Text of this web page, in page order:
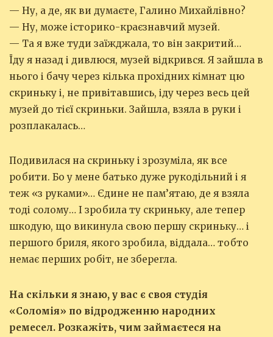
— Ну, а де, як ви думаєте, Галино Михайлівно?
— Ну, може історико-краєзнавчий музей.
— Та я вже туди заїжджала, то він закритий…
Їду я назад і дивлюся, музей відкрився. Я зайшла в
нього і бачу через кілька прохідних кімнат цю
скриньку і, не привітавшись, іду через весь цей
музей до тієї скриньки. Зайшла, взяла в руки і
розплакалась…
Подивилася на скриньку і зрозуміла, як все
робити. Бо у мене батько дуже рукодільний і я
теж «з руками»… Єдине не пам’ятаю, де я взяла
тоді солому… І зробила ту скриньку, але тепер
шкодую, що викинула свою першу скриньку… і
першого бриля, якого зробила, віддала… тобто
немає перших робіт, не зберегла.
На скільки я знаю, у вас є своя студія
«Соломія» по відродженню народних
ремесел. Розкажіть, чим займаєтеся на